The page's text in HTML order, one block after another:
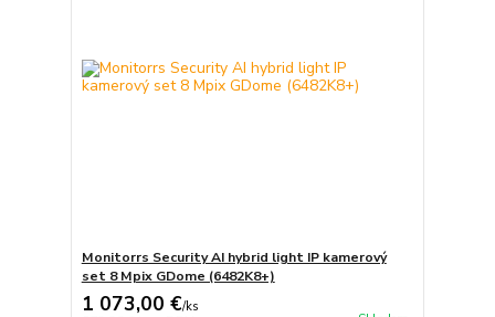
Monitorrs Security AI hybrid light IP kamerový
set 8 Mpix GDome (6482K8+)
1 073,00 €/ks